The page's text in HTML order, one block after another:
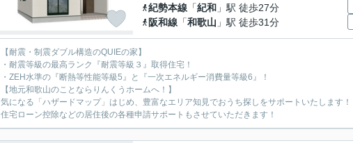
紀勢本線 「紀和 」駅 徒歩27分
阪和線 「和歌山 」駅 徒歩31分
【耐震・制震ダブル構造のQUIEの家】
・耐震等級の最高ランク『耐震等級３』取得住宅！
・ZEH水準の『断熱等性能等級5』と『一次エネルギー消費量等級6』！
【地元和歌山のことならりんくうホームへ！】
気になる「ハザードマップ」はじめ、豊富なエリア知見でおうち探しをサポートいたします！
住宅ローン控除などの居住後の各種申請サポートもさせていただきます！